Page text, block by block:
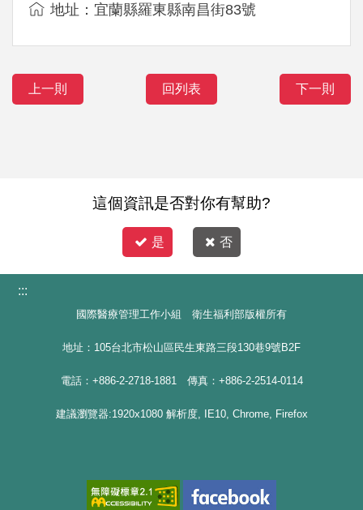
地址：宜蘭縣羅東縣南昌街83號
上一則 回列表 下一則
這個資訊是否對你有幫助?
是 否
:::
國際醫療管理工作小組 衛生福利部版權所有
地址：105台北市松山區民生東路三段130巷9號B2F
電話：+886-2-2718-1881 傳真：+886-2-2514-0114
建議瀏覽器:1920x1080 解析度, IE10, Chrome, Firefox